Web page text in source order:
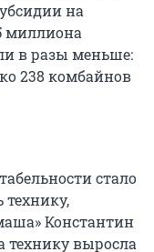
на
миллиона
в разы меньше:
238 комбайнов
стало
Константин
технику выросла